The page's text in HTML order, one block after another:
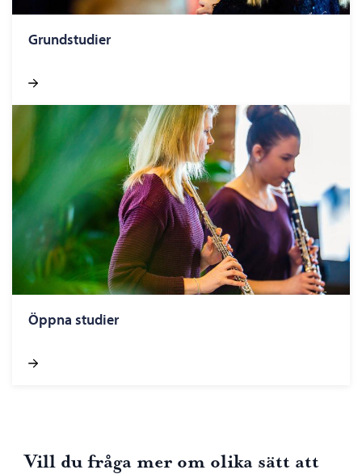
Grundstudier
Öppna studier
Vill du fråga mer om olika sätt att